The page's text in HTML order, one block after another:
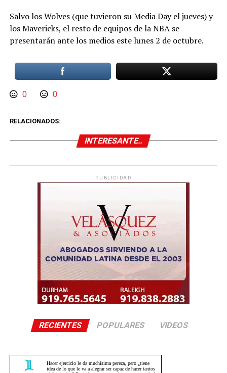
Salvo los Wolves (que tuvieron su Media Day el jueves) y
los Mavericks, el resto de equipos de la NBA se
presentarán ante los medios este lunes 2 de octubre.
0 0
RELACIONADOS:
INTERESANTE..
PUBLICIDAD
RECIENTES POPULARES VIDEOS